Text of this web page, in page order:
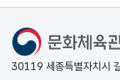
문화체육관광부
30119 세종특별자치시